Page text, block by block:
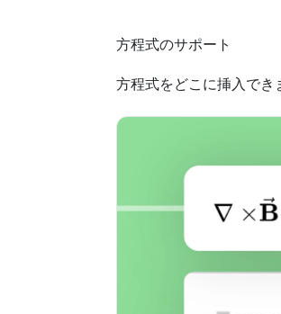
方程式のサポート
方程式をどこに挿入でき